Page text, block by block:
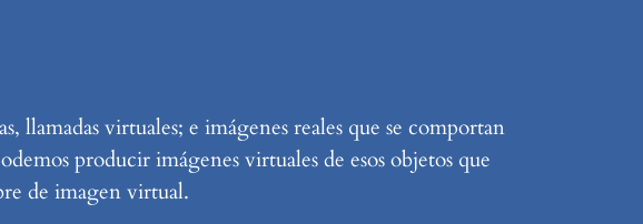
llamadas virtuales; e imágenes reales que se comportan
producir imágenes virtuales de esos objetos que
de imagen virtual.